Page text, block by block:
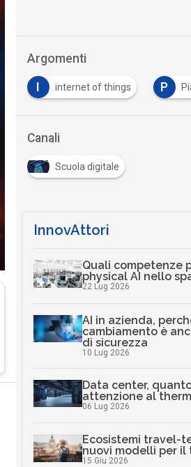
Argomenti
internet of things P
Canali
Scuola digitale
InnovAttori
Quali competenze
physical AI nello
22 Lug 2026
AI in azienda,
cambiamento è
di sicurezza
10 Lug 2026
Data center,
attenzione al
06 Lug 2026
Ecosistemi travel-
nuovi modelli per il
15 Giu 2026